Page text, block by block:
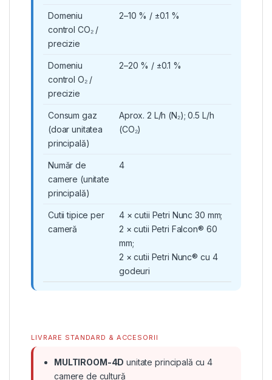
Domeniu
control CO₂ /
precizie
2–10 % / ±0.1 %
Domeniu
control O₂ /
precizie
2–20 % / ±0.1 %
Consum gaz
(doar unitatea
principală)
Aprox. 2 L/h (N₂); 0.5 L/h
(CO₂)
Număr de
camere (unitate
principală)
4
Cutii tipice per
cameră
4 × cutii Petri Nunc 30 mm;
2 × cutii Petri Falcon® 60
mm;
2 × cutii Petri Nunc® cu 4
godeuri
LIVRARE STANDARD & ACCESORII
MULTIROOM-4D unitate principală cu 4
camere de cultură